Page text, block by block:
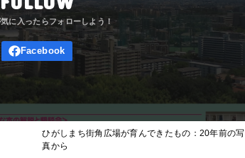
ひがしまち街角広場が育んできたもの：20年前の写
真から